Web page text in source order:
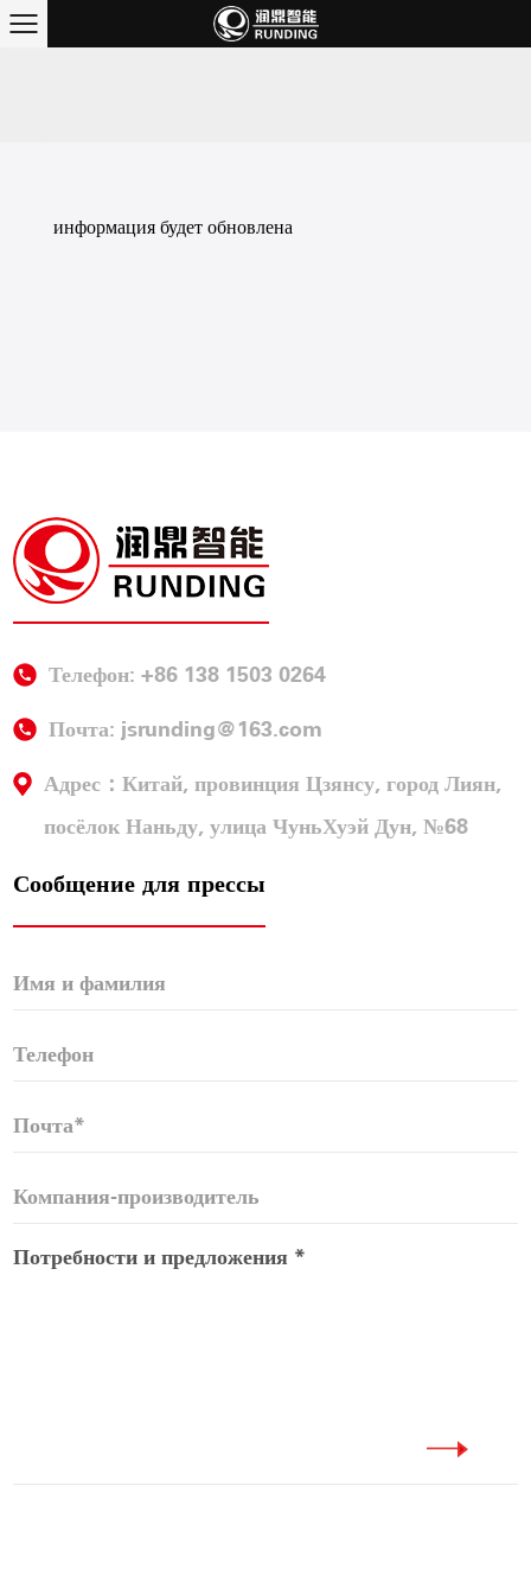
информация будет обновлена
Телефон: +86 138 1503 0264
Почта: jsrunding@163.com
Адрес：Китай, провинция Цзянсу, город Лиян,
посёлок Наньду, улица ЧуньХуэй Дун, №68
Сообщение для прессы